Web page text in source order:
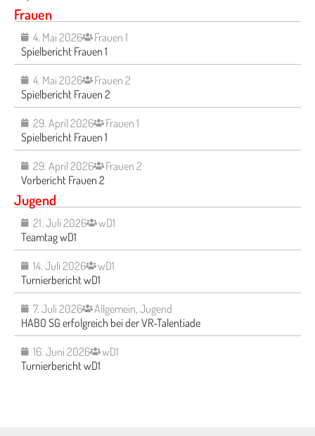
Frauen
4. Mai 2026
Frauen 1
Spielbericht Frauen 1
4. Mai 2026
Frauen 2
Spielbericht Frauen 2
29. April 2026
Frauen 1
Spielbericht Frauen 1
29. April 2026
Frauen 2
Vorbericht Frauen 2
Jugend
21. Juli 2026
wD1
Teamtag wD1
14. Juli 2026
wD1
Turnierbericht wD1
7. Juli 2026 Allgemein, Jugend
HABO SG erfolgreich bei der VR-Talentiade
16. Juni 2026
wD1
Turnierbericht wD1